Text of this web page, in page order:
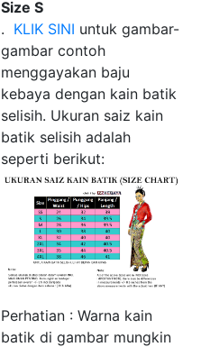
Size S
. KLIK SINI untuk gambar-
gambar contoh
menggayakan baju
kebaya dengan kain batik
selisih. Ukuran saiz kain
batik selisih adalah
seperti berikut:
Perhatian : Warna kain
batik di gambar mungkin